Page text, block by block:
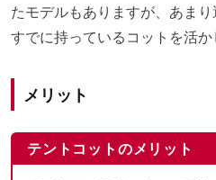
たモデルもありますが、あまり
すでに持っているコットを活か
メリット
テントコットのメリット